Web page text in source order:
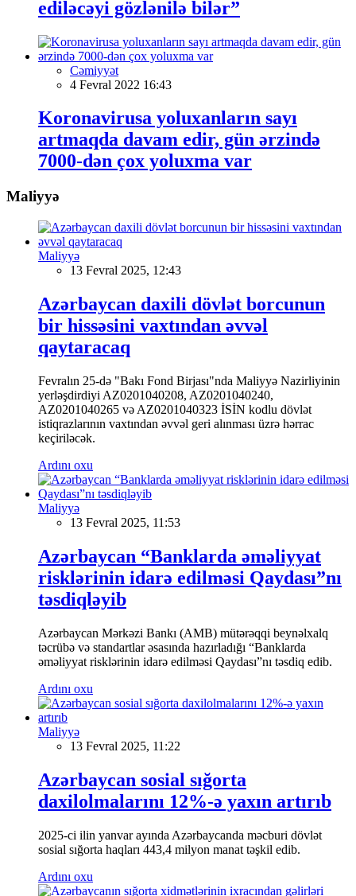
ediləcəyi gözlənilə bilər”
Cəmiyyət
4 Fevral 2022 16:43
Koronavirusa yoluxanların sayı
artmaqda davam edir, gün ərzində
7000-dən çox yoluxma var
Maliyyə
Maliyyə
13 Fevral 2025, 12:43
Azərbaycan daxili dövlət borcunun
bir hissəsini vaxtından əvvəl
qaytaracaq
Fevralın 25-də "Bakı Fond Birjası"nda Maliyyə Nazirliyinin
yerləşdirdiyi AZ0201040208, AZ0201040240,
AZ0201040265 və AZ0201040323 İSİN kodlu dövlət
istiqrazlarının vaxtından əvvəl geri alınması üzrə hərrac
keçiriləcək.
Ardını oxu
Maliyyə
13 Fevral 2025, 11:53
Azərbaycan “Banklarda əməliyyat
risklərinin idarə edilməsi Qaydası”nı
təsdiqləyib
Azərbaycan Mərkəzi Bankı (AMB) mütərəqqi beynəlxalq
təcrübə və standartlar əsasında hazırladığı “Banklarda
əməliyyat risklərinin idarə edilməsi Qaydası”nı təsdiq edib.
Ardını oxu
Maliyyə
13 Fevral 2025, 11:22
Azərbaycan sosial sığorta
daxilolmalarını 12%-ə yaxın artırıb
2025-ci ilin yanvar ayında Azərbaycanda məcburi dövlət
sosial sığorta haqları 443,4 milyon manat təşkil edib.
Ardını oxu